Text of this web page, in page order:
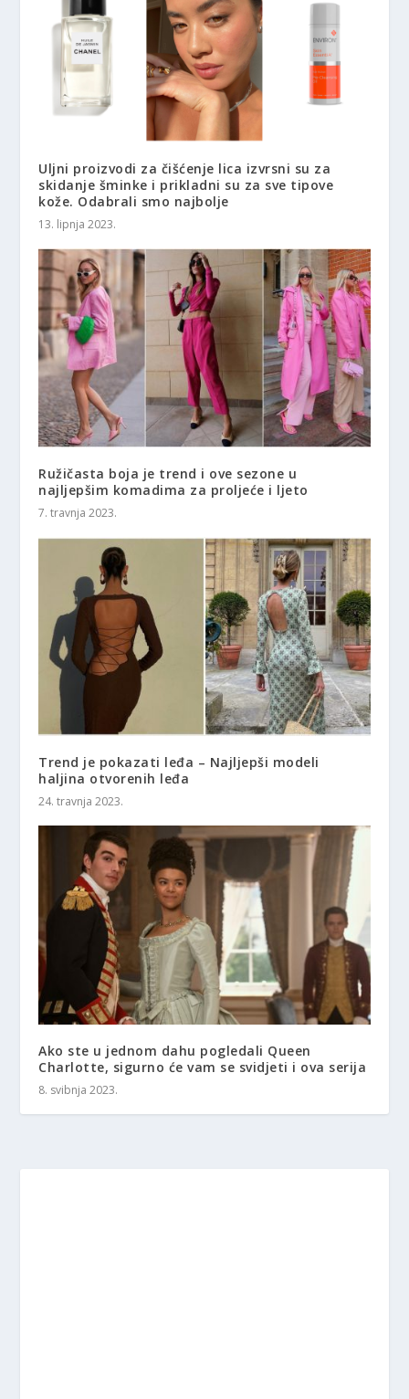
Uljni proizvodi za čišćenje lica izvrsni su za
skidanje šminke i prikladni su za sve tipove
kože. Odabrali smo najbolje
13. lipnja 2023.
Ružičasta boja je trend i ove sezone u
najljepšim komadima za proljeće i ljeto
7. travnja 2023.
Trend je pokazati leđa – Najljepši modeli
haljina otvorenih leđa
24. travnja 2023.
Ako ste u jednom dahu pogledali Queen
Charlotte, sigurno će vam se svidjeti i ova serija
8. svibnja 2023.